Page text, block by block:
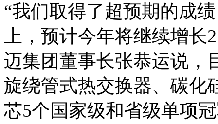
“我们取得了超预期的成
上，预计今年将继续增
迈集团董事长张恭运说，
旋绕管式热交换器、碳化
芯5个国家级和省级单项